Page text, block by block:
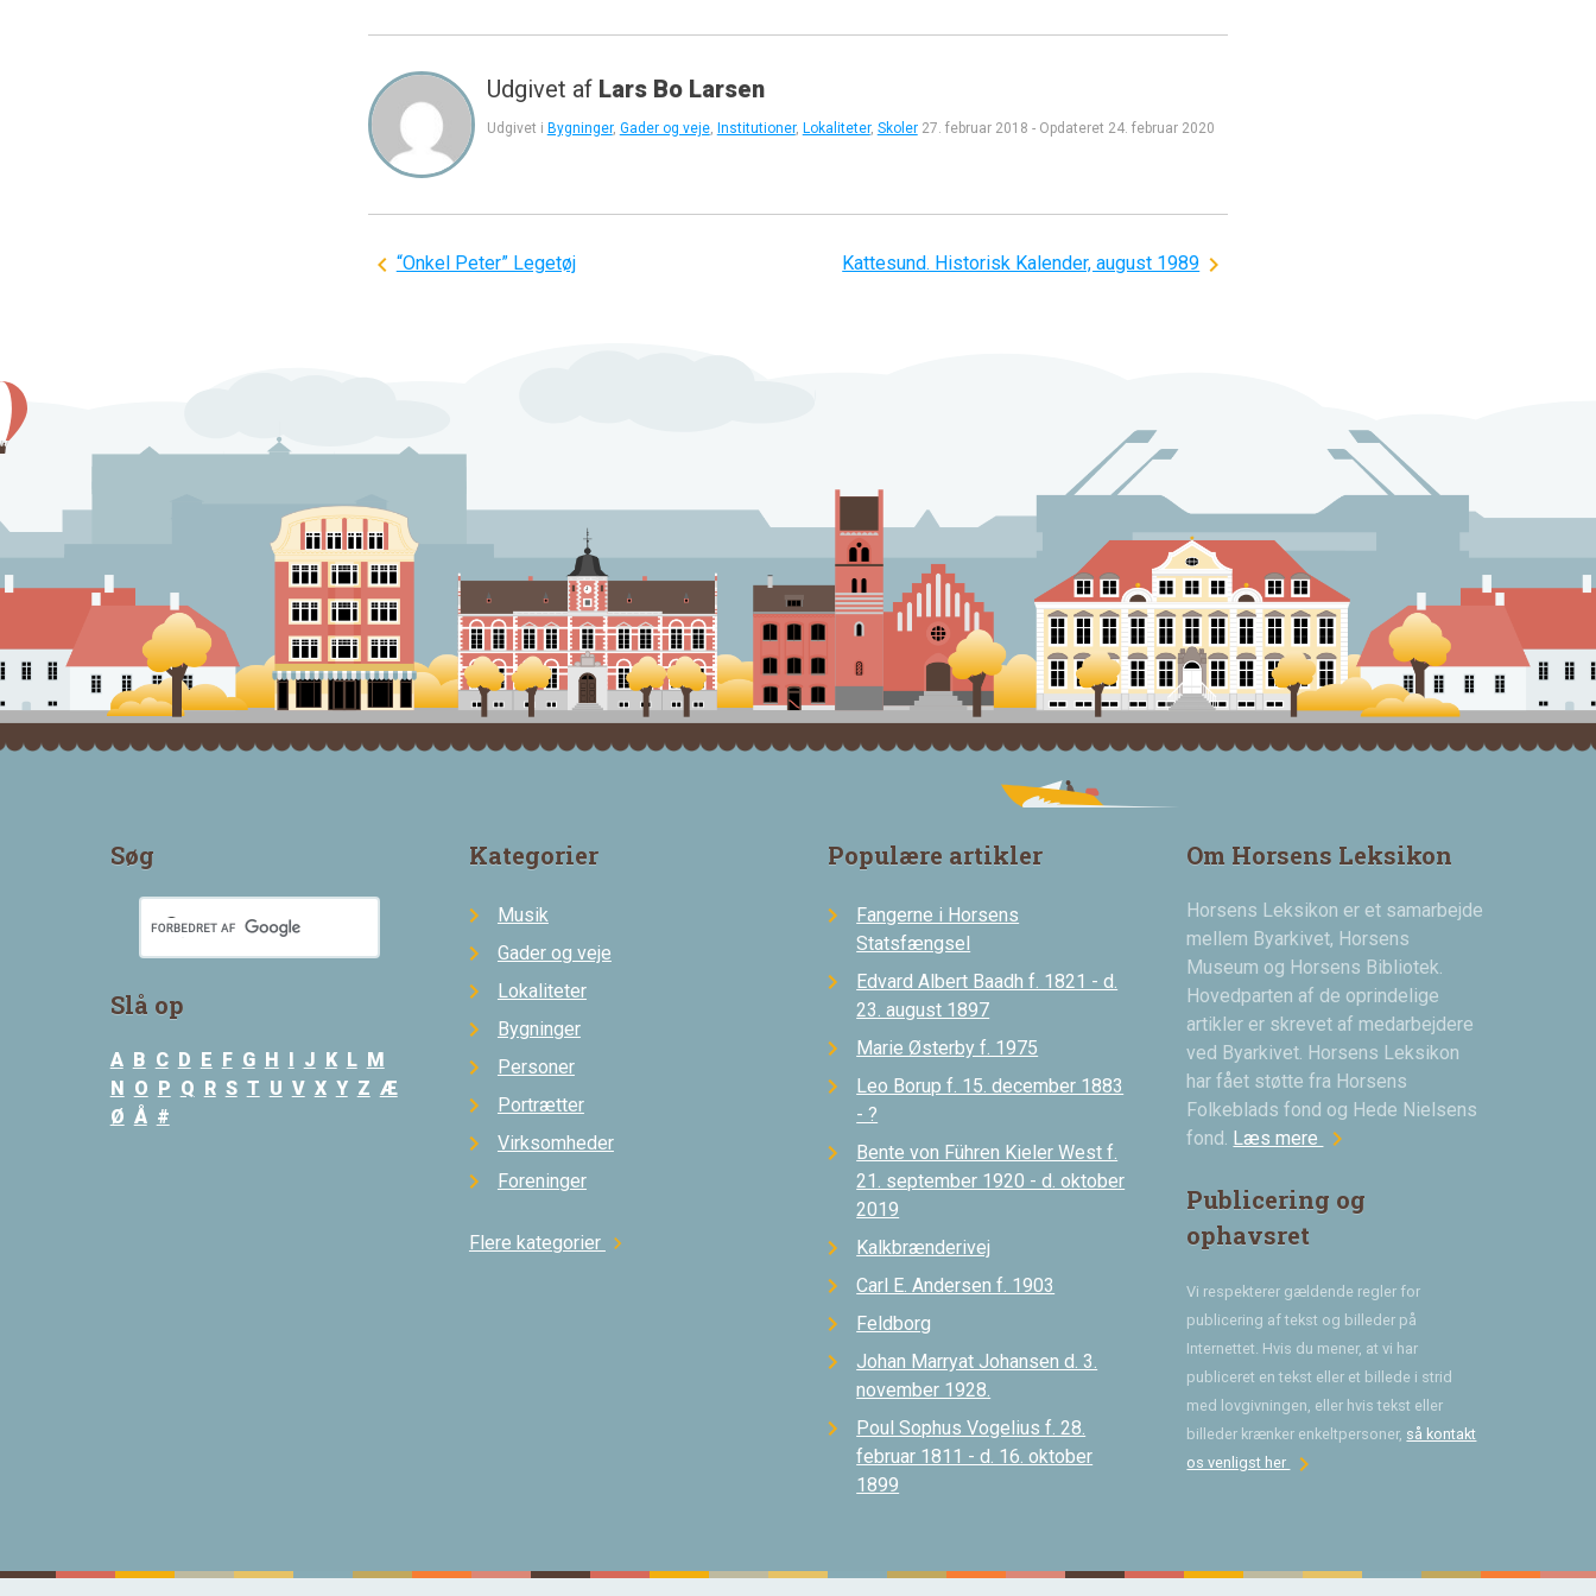
Udgivet af Lars Bo Larsen
Udgivet i Bygninger, Gader og veje, Institutioner, Lokaliteter, Skoler 27. februar 2018 - Opdateret 24. februar 2020
Indlægsnavigation
“Onkel Peter” Legetøj Kattesund. Historisk Kalender, august 1989
Søg
Slå op
A B C D E F G H I J K L M
N O P Q R S T U V X Y Z Æ
Ø Å #
Kategorier
Musik
Gader og veje
Lokaliteter
Bygninger
Personer
Portrætter
Virksomheder
Foreninger
Flere kategorier chevron_right
Populære artikler
Fangerne i Horsens
Statsfængsel
Edvard Albert Baadh f. 1821 - d.
23. august 1897
Marie Østerby f. 1975
Leo Borup f. 15. december 1883
- ?
Bente von Führen Kieler West f.
21. september 1920 - d. oktober
2019
Kalkbrænderivej
Carl E. Andersen f. 1903
Feldborg
Johan Marryat Johansen d. 3.
november 1928.
Poul Sophus Vogelius f. 28.
februar 1811 - d. 16. oktober
1899
Om Horsens Leksikon
Horsens Leksikon er et samarbejde
mellem Byarkivet, Horsens
Museum og Horsens Bibliotek.
Hovedparten af de oprindelige
artikler er skrevet af medarbejdere
ved Byarkivet. Horsens Leksikon
har fået støtte fra Horsens
Folkeblads fond og Hede Nielsens
fond. Læs mere chevron_right
Publicering og
ophavsret
Vi respekterer gældende regler for
publicering af tekst og billeder på
Internettet. Hvis du mener, at vi har
publiceret en tekst eller et billede i strid
med lovgivningen, eller hvis tekst eller
billeder krænker enkeltpersoner, så kontakt
os venligst her chevron_right